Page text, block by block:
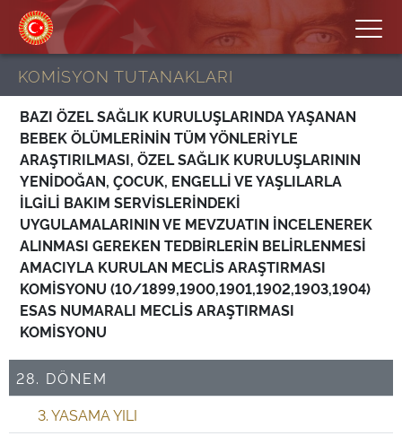
KOMİSYON TUTANAKLARI
BAZI ÖZEL SAĞLIK KURULUŞLARINDA YAŞANAN
BEBEK ÖLÜMLERİNİN TÜM YÖNLERİYLE
ARAŞTIRILMASI, ÖZEL SAĞLIK KURULUŞLARININ
YENİDOĞAN, ÇOCUK, ENGELLİ VE YAŞLILARLA
İLGİLİ BAKIM SERVİSLERİNDEKİ
UYGULAMALARININ VE MEVZUATIN İNCELENEREK
ALINMASI GEREKEN TEDBİRLERİN BELİRLENMESİ
AMACIYLA KURULAN MECLİS ARAŞTIRMASI
KOMİSYONU (10/1899,1900,1901,1902,1903,1904)
ESAS NUMARALI MECLİS ARAŞTIRMASI
KOMİSYONU
28. DÖNEM
3. YASAMA YILI